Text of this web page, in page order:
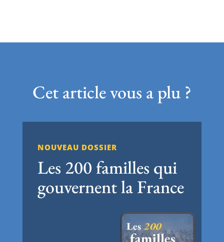
Cet article vous a plu ?
NOUVEAU DOSSIER
Les 200 familles qui
gouvernent la France